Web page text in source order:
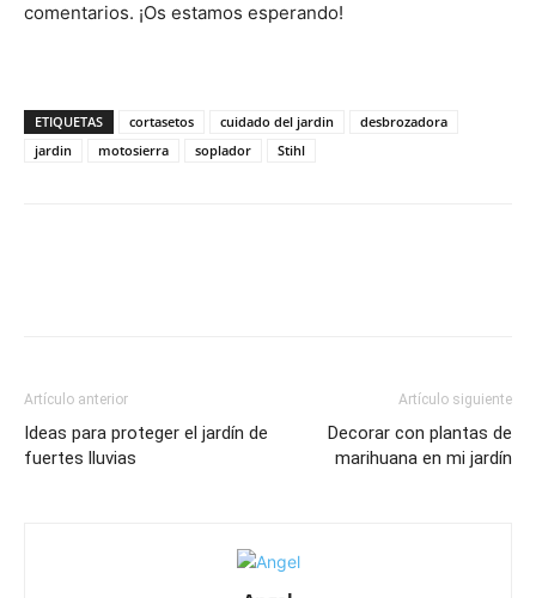
comentarios. ¡Os estamos esperando!
ETIQUETAS cortasetos cuidado del jardin
desbrozadora
jardin
motosierra soplador Stihl
Artículo anterior
Ideas para proteger el jardín de
fuertes lluvias
Artículo siguiente
Decorar con plantas de
marihuana en mi jardín